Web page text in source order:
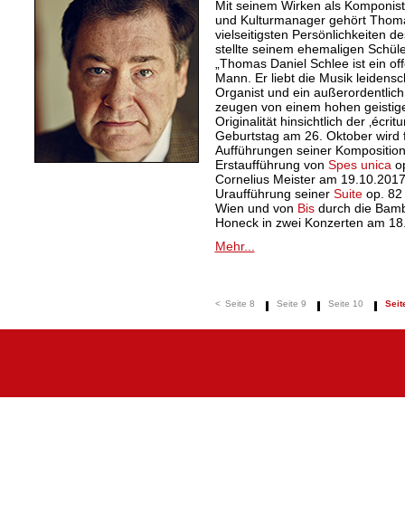
Mit seinem Wirken als
und Kulturmanager gehört
vielseitigsten Persönlichkeiten
stellte seinem ehemaligen
„Thomas Daniel Schlee ist ein
Mann. Er liebt die Musik
Organist und ein
zeugen von einem hohen
Originalität hinsichtlich der
Geburtstag am 26. Oktober wird
Aufführungen seiner
Erstaufführung von Spes unica
Cornelius Meister am
Uraufführung seiner Suiteop. 82
Wien und von Bisdurch die
Honeck in zwei Konzerten am
Mehr...
< Seite 8 Seite 9 Seite 10